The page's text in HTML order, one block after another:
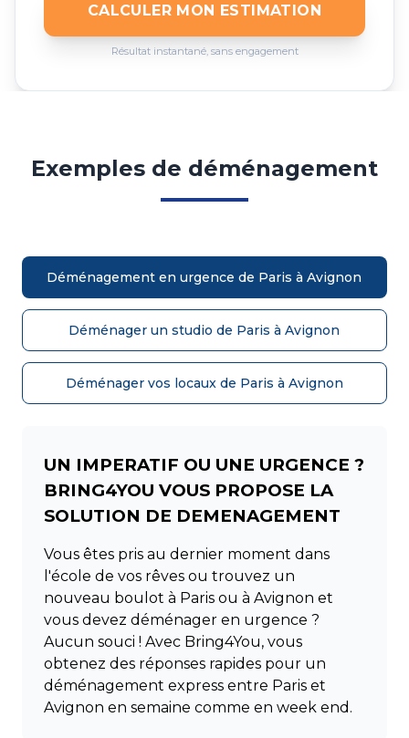
CALCULER MON ESTIMATION
Résultat instantané, sans engagement
Exemples de déménagement
Déménagement en urgence de Paris à Avignon
Déménager un studio de Paris à Avignon
Déménager vos locaux de Paris à Avignon
UN IMPERATIF OU UNE URGENCE ?
BRING4YOU VOUS PROPOSE LA
SOLUTION DE DEMENAGEMENT
Vous êtes pris au dernier moment dans
l'école de vos rêves ou trouvez un
nouveau boulot à Paris ou à Avignon et
vous devez déménager en urgence ?
Aucun souci ! Avec Bring4You, vous
obtenez des réponses rapides pour un
déménagement express entre Paris et
Avignon en semaine comme en week end.